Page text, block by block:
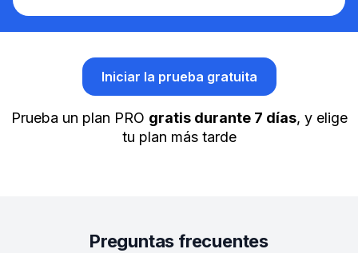
Iniciar la prueba gratuita
Prueba un plan PRO gratis durante 7 días, y elige
tu plan más tarde
Preguntas frecuentes